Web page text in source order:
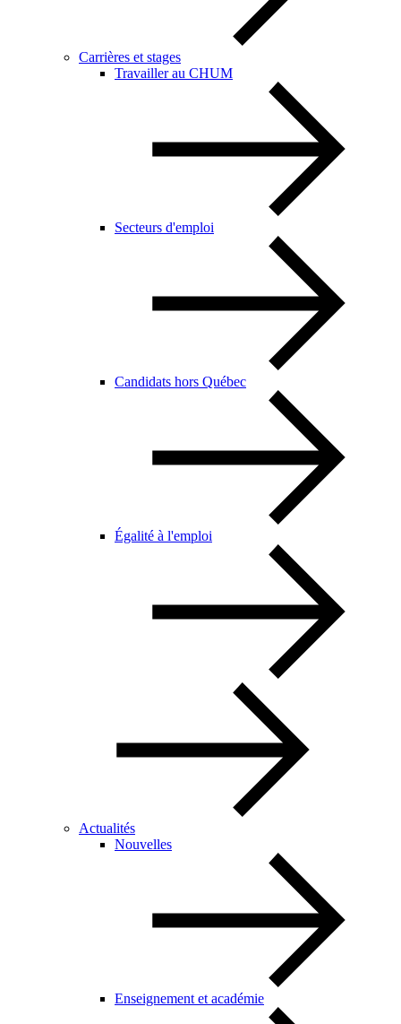
Carrières et stages
Travailler au CHUM
Secteurs d'emploi
Candidats hors Québec
Égalité à l'emploi
Actualités
Nouvelles
Enseignement et académie